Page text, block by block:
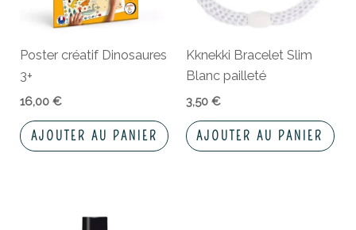
Poster créatif Dinosaures
3+
16,00€
AJOUTER AU PANIER
Kknekki Bracelet Slim
Blanc pailleté
3,50 €
AJOUTER AU PANIER